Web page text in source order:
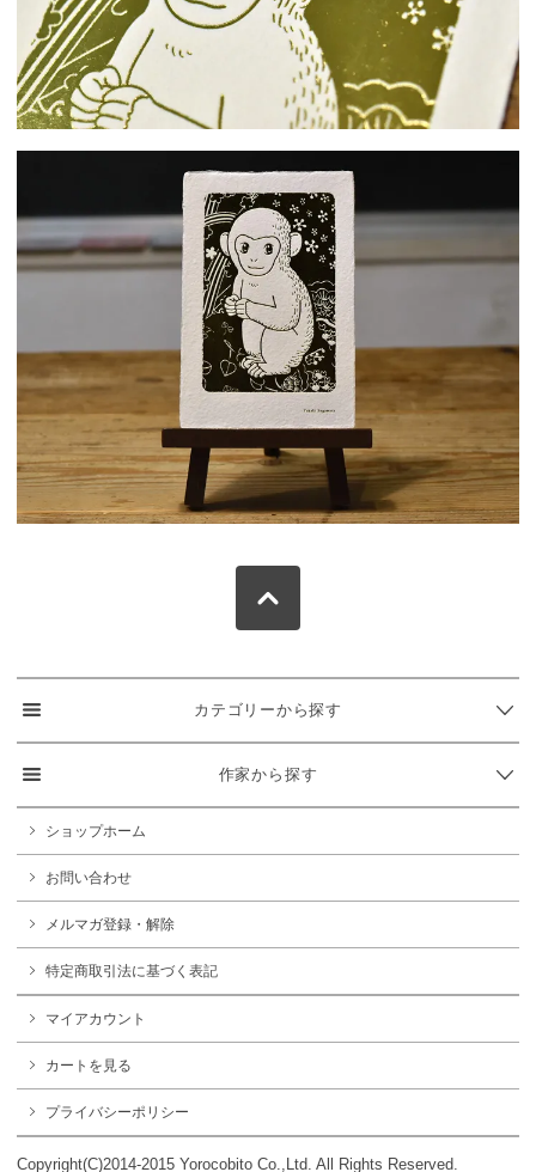
カテゴリーから探す
作家から探す
ショップホーム
お問い合わせ
メルマガ登録・解除
特定商取引法に基づく表記
マイアカウント
カートを見る
プライバシーポリシー
Copyright(C)2014-2015 Yorocobito Co.,Ltd. All Rights Reserved.